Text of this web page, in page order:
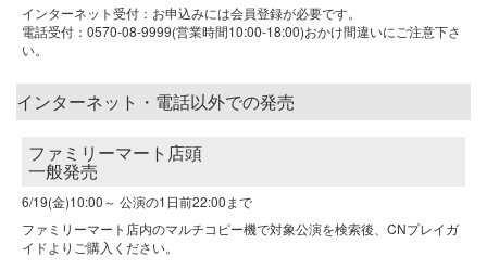
インターネット受付：お申込みには会員登録が必要です。
電話受付：0570-08-9999(営業時間10:00-18:00)おかけ間違いにご注意下さ
い。
インターネット・電話以外での発売
ファミリーマート店頭
一般発売
6/19(金)10:00～ 公演の1日前22:00まで
ファミリーマート店内のマルチコピー機で対象公演を検索後、CNプレイガ
イドよりご購入ください。